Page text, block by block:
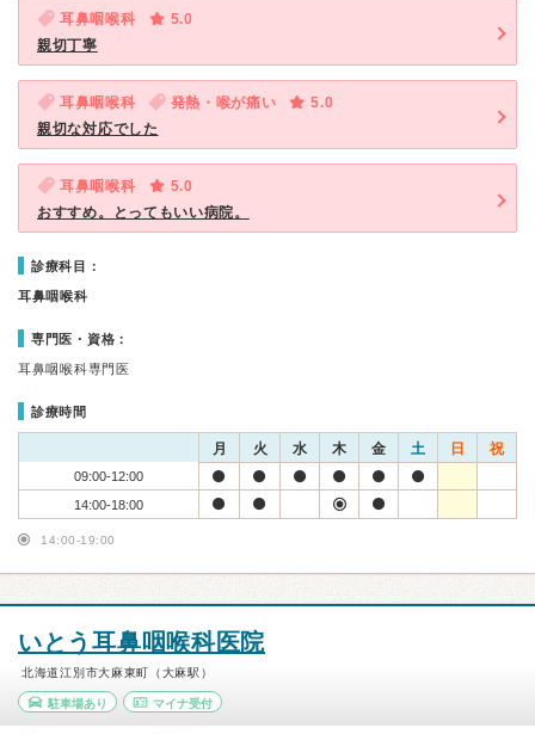
耳鼻咽喉科
5.0
親切丁寧
耳鼻咽喉科 発熱・喉が痛い
5.0
親切な対応でした
耳鼻咽喉科
5.0
おすすめ。とってもいい病院。
診療科目：
耳鼻咽喉科
専門医・資格：
耳鼻咽喉科専門医
診療時間
月 火 水 木 金 土 日 祝
09:00-12:00
14:00-18:00
14:00-19:00
いとう耳鼻咽喉科医院
北海道江別市大麻東町（大麻駅）
駐車場あり マイナ受付